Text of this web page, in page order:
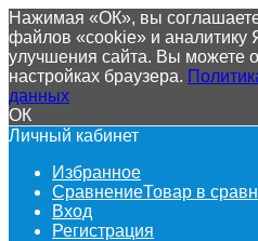
Нажимая «ОК», вы
файлов «cookie» и аналитику
улучшения сайта. Вы можете
настройках браузера.
данных
ОК
Личный кабинет
Избранное
СравнениеТовар в
Вход
Регистрация